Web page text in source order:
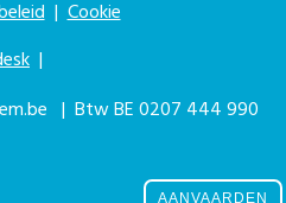
AANVAARDEN
|Cookie
|
| Btw BE 0207 444 990
by The eForum Factory